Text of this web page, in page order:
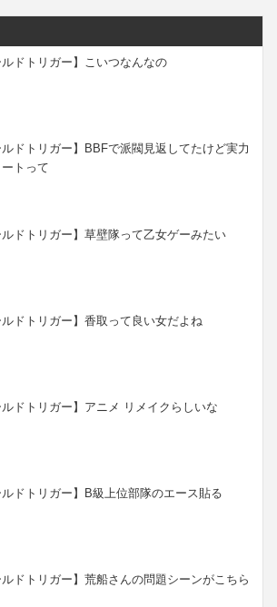
ルドトリガー】こいつなんなの
ルドトリガー】BBFで派閥見返してたけど実力
トって
ルドトリガー】草壁隊って乙女ゲーみたい
ルドトリガー】香取って良い女だよね
ルドトリガー】アニメ リメイクらしいな
ルドトリガー】B級上位部隊のエース貼る
ルドトリガー】荒船さんの問題シーンがこちら